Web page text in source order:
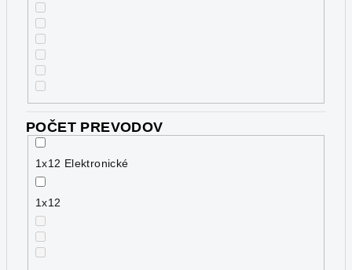
POČET PREVODOV
1x12 Elektronické
1x12